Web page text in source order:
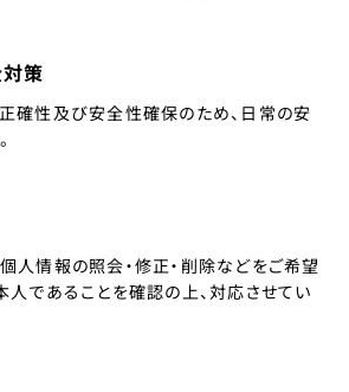
策
確性及び安全性確保のため、日常の安
人情報の照会・修正・削除などをご希望
人であることを確認の上、対応させてい